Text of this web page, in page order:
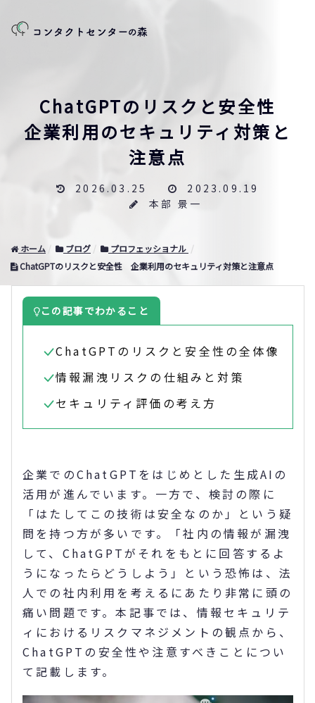
ChatGPTのリスクと安全性
企業利用のセキュリティ対策と
注意点
2026.03.25
2023.09.19
本部 景一
ホーム ブログ
プロフェッショナル
ChatGPTのリスクと安全性 企業利用のセキュリティ対策と注意点
この記事でわかること
ChatGPTのリスクと安全性の全体像
情報漏洩リスクの仕組みと対策
セキュリティ評価の考え方
企業でのChatGPTをはじめとした生成AIの
活用が進んでいます。一方で、検討の際に
「はたしてこの技術は安全なのか」という疑
問を持つ方が多いです。「社内の情報が漏洩
して、ChatGPTがそれをもとに回答するよ
うになったらどうしよう」という恐怖は、法
人での社内利用を考えるにあたり非常に頭の
痛い問題です。本記事では、情報セキュリテ
ィにおけるリスクマネジメントの観点から、
ChatGPTの安全性や注意すべきことについ
て記載します。